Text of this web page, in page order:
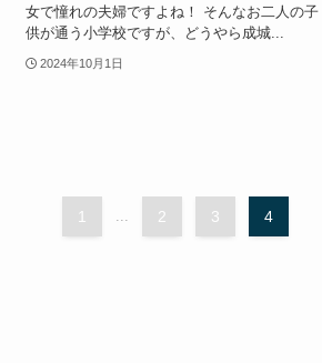
女で憧れの夫婦ですよね！ そんなお二人の子
供が通う小学校ですが、どうやら成城...
2024年10月1日
1 2 3 4